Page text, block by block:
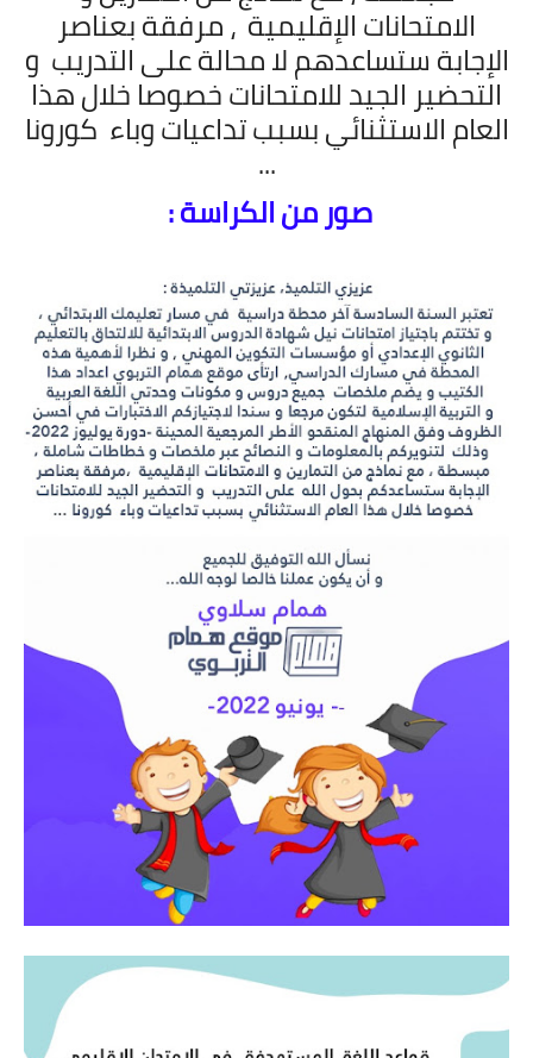
الامتحانات الإقليمية ، مرفقة بعناصر
الإجابة ستساعدهم لا محالة على التدريب و
التحضير الجيد للامتحانات خصوصا خلال هذا
العام الاستثنائي بسبب تداعيات وباء كورونا
...
صور من الكراسة :